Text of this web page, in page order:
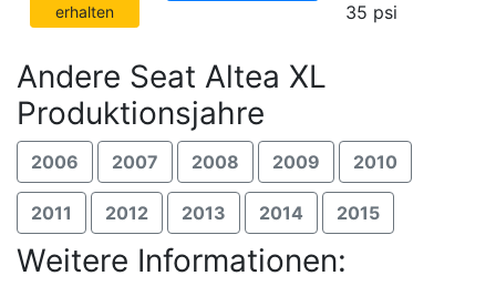
erhalten
35 psi
Andere Seat Altea XL
Produktionsjahre
2006 2007 2008 2009 2010
2011 2012 2013 2014 2015
Weitere Informationen: